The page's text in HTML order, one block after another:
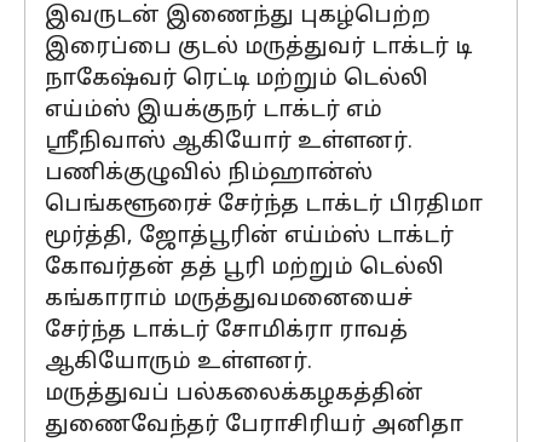
இவருடன் இணைந்து புகழ்பெற்ற
இரைப்பை குடல் மருத்துவர் டாக்டர் டி
நாகேஷ்வர் ரெட்டி மற்றும் டெல்லி
எய்ம்ஸ் இயக்குநர் டாக்டர் எம்
ஸ்ரீநிவாஸ் ஆகியோர் உள்ளனர்.
பணிக்குழுவில் நிம்ஹான்ஸ்
பெங்களூரைச் சேர்ந்த டாக்டர் பிரதிமா
மூர்த்தி, ஜோத்பூரின் எய்ம்ஸ் டாக்டர்
கோவர்தன் தத் பூரி மற்றும் டெல்லி
கங்காராம் மருத்துவமனையைச்
சேர்ந்த டாக்டர் சோமிக்ரா ராவத்
ஆகியோரும் உள்ளனர்.
மருத்துவப் பல்கலைக்கழகத்தின்
துணைவேந்தர் பேராசிரியர் அனிதா